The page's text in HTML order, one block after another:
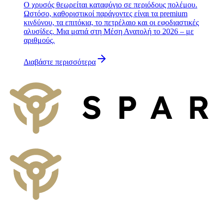
Ο χρυσός θεωρείται καταφύγιο σε περιόδους πολέμου.
Ωστόσο, καθοριστικοί παράγοντες είναι τα premium
κινδύνου, τα επιτόκια, το πετρέλαιο και οι εφοδιαστικές
αλυσίδες. Μια ματιά στη Μέση Ανατολή το 2026 – με
αριθμούς.
Διαβάστε περισσότερα